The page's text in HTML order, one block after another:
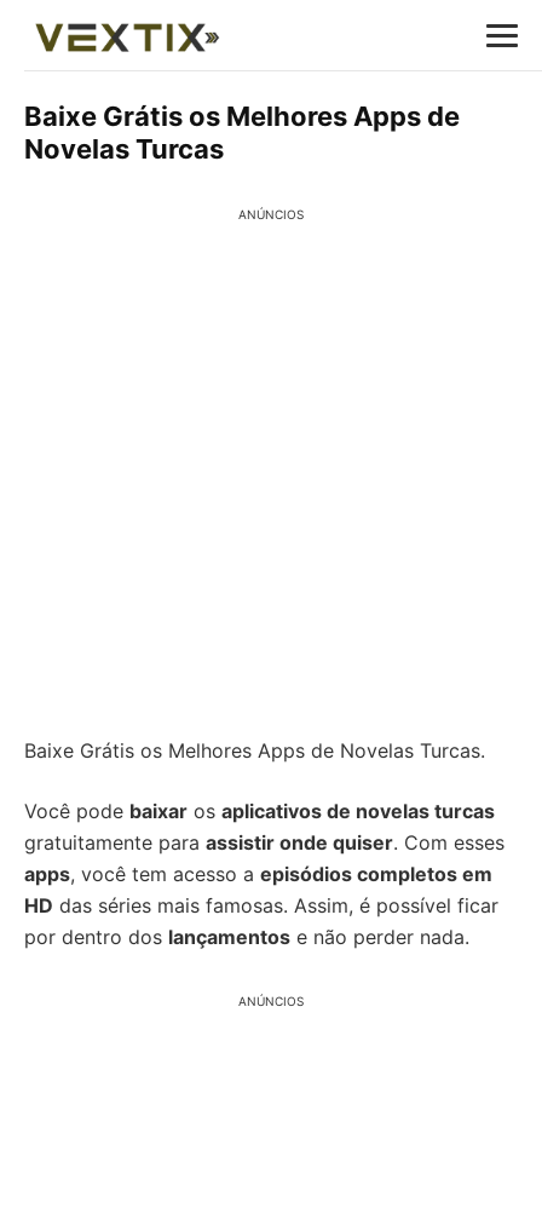
Baixe Grátis os Melhores Apps de
Novelas Turcas
ANÚNCIOS
Baixe Grátis os Melhores Apps de Novelas Turcas.
Você pode baixar os aplicativos de novelas turcas
gratuitamente para assistir onde quiser. Com esses
apps, você tem acesso a episódios completos em
HD das séries mais famosas. Assim, é possível ficar
por dentro dos lançamentos e não perder nada.
ANÚNCIOS